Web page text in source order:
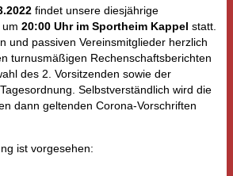
findet unsere diesjährige
20:00 Uhr im Sportheim Kappel statt.
und passiven Vereinsmitglieder herzlich
turnusmäßigen Rechenschaftsberichten
des 2. Vorsitzenden sowie der
Selbstverständlich wird die
dann geltenden Corona-Vorschriften
ist vorgesehen: